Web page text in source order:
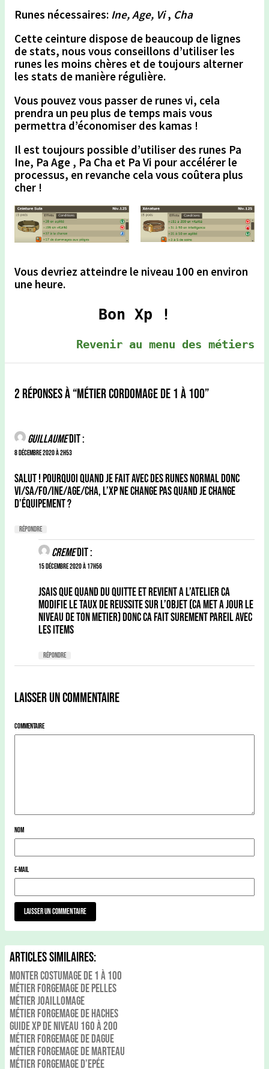
Runes nécessaires: Ine, Age, Vi, Cha
Cette ceinture dispose de beaucoup de lignes
de stats, nous vous conseillons d’utiliser les
runes les moins chères et de toujours alterner
les stats de manière régulière.
Vous pouvez vous passer de runes vi, cela
prendra un peu plus de temps mais vous
permettra d’économiser des kamas !
Il est toujours possible d’utiliser des runes Pa
Ine, Pa Age , Pa Cha et Pa Vi pour accélérer le
processus, en revanche cela vous coûtera plus
cher !
Vous devriez atteindre le niveau 100 en environ
une heure.
Bon Xp !
Revenir au menu des métiers
2 réponses à “Métier Cordomage de 1 à 100”
Guillaumedit :
8 décembre 2020 à 2h53
Salut ! Pourquoi quand je fait avec des runes normal donc
vi/sa/fo/ine/age/cha, l’xp ne change pas quand je change
d’équipement ?
Répondre
cremedit :
15 décembre 2020 à 17h56
jsais que quand du quitte et revient a l’atelier ca
modifie le taux de reussite sur l’objet (ca met a jour le
niveau de ton metier) donc ca fait surement pareil avec
les items
Répondre
Laisser un commentaire
Commentaire
Nom
E-mail
Articles Similaires:
Monter Costumage de 1 à 100
Métier Forgemage de Pelles
Métier Joaillomage
Métier Forgemage de Haches
Guide xp de niveau 160 à 200
Métier Forgemage de Dague
Métier Forgemage De Marteau
Métier Forgemage d’Epée